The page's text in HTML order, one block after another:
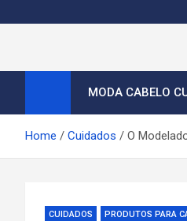
p
Cortes de
MODA CABELO
Home Cuidados O
CUIDADOS PRODUTOS PARA